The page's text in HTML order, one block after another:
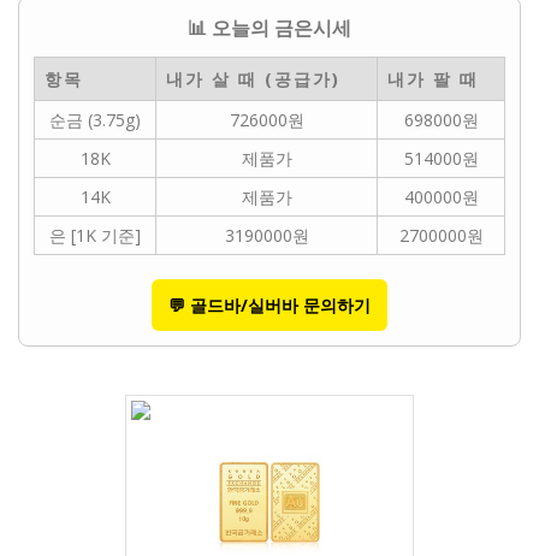
📊 오늘의 금은시세
항목 내가 살 때 (공급가)
내가 팔 때
순금 (3.75g)
726000원
698000원
18K
제품가
514000원
14K
제품가
400000원
은 [1K 기준]
3190000원 2700000원
💬 골드바/실버바 문의하기